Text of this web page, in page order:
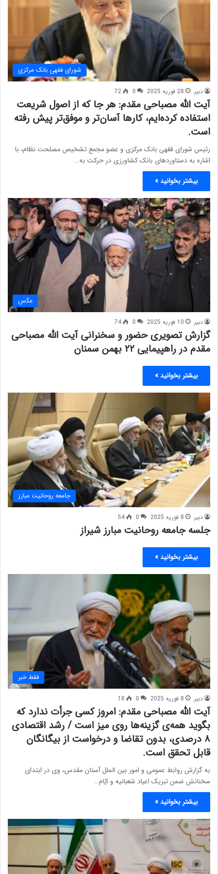
شورای فقهی بانک مرکزی
دبیر 28 فوریه 2025 0
72
آیت الله مصباحی مقدم: هر جا که از اصول شریعت
استفاده کرده‌ایم، کارها آسان‌تر و موفق‌تر پیش رفته
است.
رئیس شورای فقهی بانک مرکزی و عضو مجمع تشخیص مصلحت نظام، با
اشاره به دستاوردهای بانک کشاورزی در حرکت به…
بیشتر بخوانید »
عکس
دبیر 10 فوریه 2025 0
74
گزارش تصویری حضور و سخنرانی آیت الله مصباحی
مقدم در راهپیمایی ۲۲ بهمن سمنان
بیشتر بخوانید »
جامعه روحانیت مبارز
دبیر 8 فوریه 2025 0
54
جلسه جامعه روحانیت مبارز شیراز
بیشتر بخوانید »
فقط خبر
دبیر 8 فوریه 2025 0
18
آیت الله مصباحی مقدم: امروز کسی جرأت ندارد که
بگوید همه‌ی گزینه‌ها روی میز است / رشد اقتصادی
۸ درصدی، بدون تقاضا و درخواست از بیگانگان
قابل تحقق است.
به گزارش روابط عمومی و امور بین الملل آستان مقدس، وی در ابتدای
سخنانش ضمن تبریک اعیاد شعبانیه و ایّام…
بیشتر بخوانید »